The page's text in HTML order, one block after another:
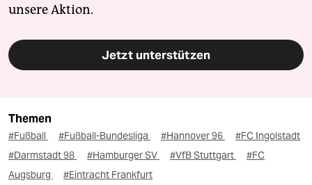
unsere Aktion.
Jetzt unterstützen
Themen
#Fußball #Fußball-Bundesliga #Hannover 96
#FC Ingolstadt
#Darmstadt 98
#Hamburger SV #VfB Stuttgart
#FC
Augsburg
#Eintracht Frankfurt